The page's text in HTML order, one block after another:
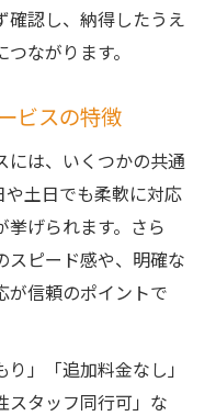
確認し、納得したうえ
ながります。
ビスの特徴
には、いくつかの共通
や土日でも柔軟に対応
挙げられます。さら
スピード感や、明確な
が信頼のポイントで
」「追加料金なし」
スタッフ同行可」な